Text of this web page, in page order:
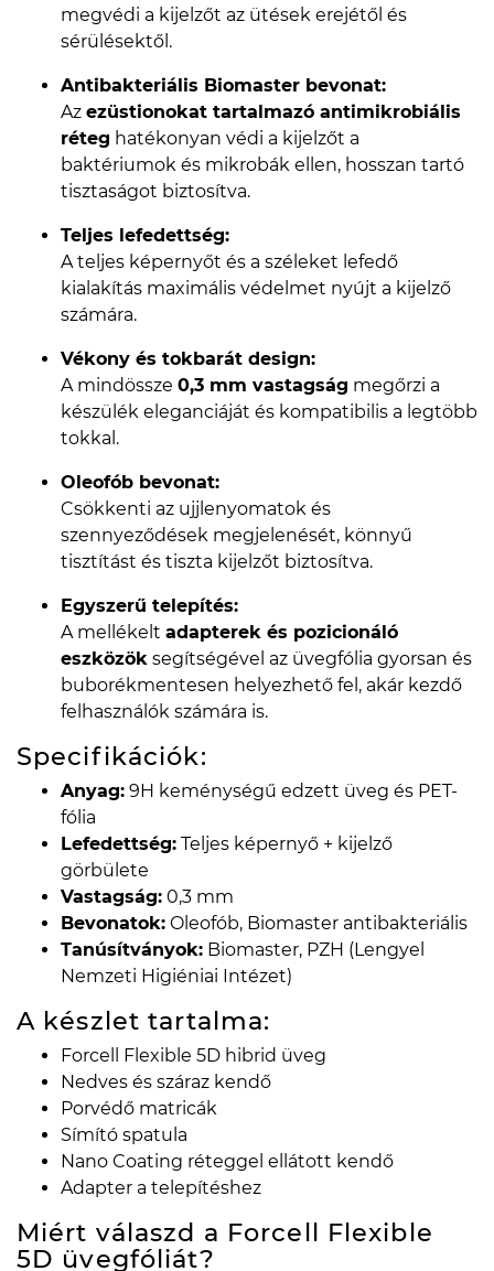
megvédi a kijelzőt az ütések erejétől és
sérülésektől.
Antibakteriális Biomaster bevonat:
Az ezüstionokat tartalmazó antimikrobiális
réteg hatékonyan védi a kijelzőt a
baktériumok és mikrobák ellen, hosszan tartó
tisztaságot biztosítva.
Teljes lefedettség:
A teljes képernyőt és a széleket lefedő
kialakítás maximális védelmet nyújt a kijelző
számára.
Vékony és tokbarát design:
A mindössze 0,3 mm vastagság megőrzi a
készülék eleganciáját és kompatibilis a legtöbb
tokkal.
Oleofób bevonat:
Csökkenti az ujjlenyomatok és
szennyeződések megjelenését, könnyű
tisztítást és tiszta kijelzőt biztosítva.
Egyszerű telepítés:
A mellékelt adapterek és pozicionáló
eszközök segítségével az üvegfólia gyorsan és
buborékmentesen helyezhető fel, akár kezdő
felhasználók számára is.
Specifikációk:
Anyag: 9H keménységű edzett üveg és PET-
fólia
Lefedettség: Teljes képernyő + kijelző
görbülete
Vastagság: 0,3 mm
Bevonatok: Oleofób, Biomaster antibakteriális
Tanúsítványok: Biomaster, PZH (Lengyel
Nemzeti Higiéniai Intézet)
A készlet tartalma:
Forcell Flexible 5D hibrid üveg
Nedves és száraz kendő
Porvédő matricák
Símító spatula
Nano Coating réteggel ellátott kendő
Adapter a telepítéshez
Miért válaszd a Forcell Flexible
5D üvegfóliát?